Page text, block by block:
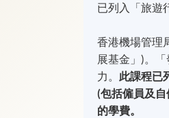
已列入「旅遊
香港機場管理
展基金」)。
力。 此課程已
(包括僱員及
的學費。